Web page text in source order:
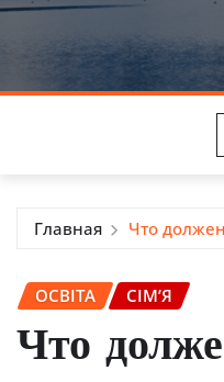
Главная Что
ОСВІТА СІМ’Я
Что